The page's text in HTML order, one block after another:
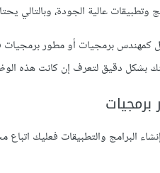
عالية الجودة، وبالتالي
كمهندس برمجيات أو مطور برمجيات
بشكل دقيق لتعرف إن كانت هذه